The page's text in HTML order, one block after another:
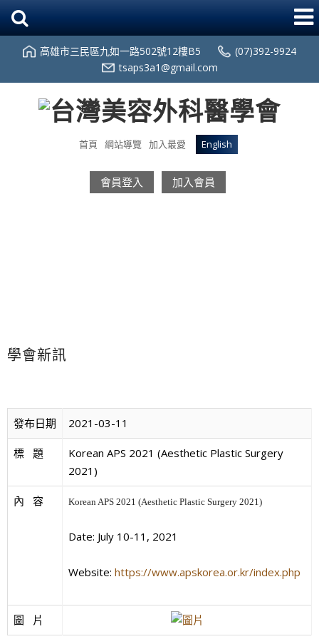
高雄市三民區九如一路502號12樓B5
(07)392-9924
tsaps3a1@gmail.com
首頁 網站導覽 加入最愛 English
會員登入 加入會員
學會新訊
發布日期 2021-03-11
標   題
Korean APS 2021 (Aesthetic Plastic Surgery
2021)
內   容 Korean APS 2021 (Aesthetic Plastic Surgery 2021)
Date: July 10-11, 2021
Website: https://www.apskorea.or.kr/index.php
圖   片